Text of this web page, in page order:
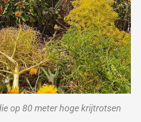
op 80 meter hoge krijtrotsen